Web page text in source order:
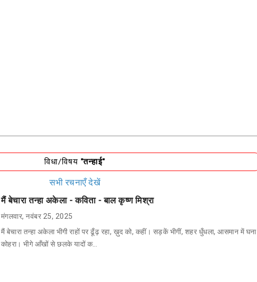
विधा/विषय "तन्हाई"
सभी रचनाएँ देखें
मैं बेचारा तन्हा अकेला - कविता - बाल कृष्ण मिश्रा
मंगलवार, नवंबर 25, 2025
मैं बेचारा तन्हा अकेला भीगी राहों पर ढूँढ़ रहा, ख़ुद को, कहीं। सड़कें भीगीं, शहर धुँधला, आसमान में घना
कोहरा। भीगे आँखों से छलके यादों क…